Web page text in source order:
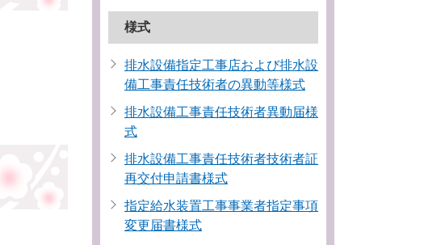
様式
排水設備指定工事店および排水設
備工事責任技術者の異動等様式
排水設備工事責任技術者異動届様
式
排水設備工事責任技術者技術者証
再交付申請書様式
指定給水装置工事事業者指定事項
変更届書様式